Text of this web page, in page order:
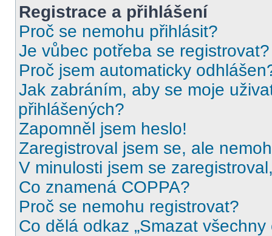
Registrace a přihlášení
Proč se nemohu přihlásit?
Je vůbec potřeba se registrovat?
Proč jsem automaticky
Jak zabráním, aby se moje
přihlášených?
Zapomněl jsem heslo!
Zaregistroval jsem se, ale
V minulosti jsem se
Co znamená COPPA?
Proč se nemohu registrovat?
Co dělá odkaz „Smazat všechny